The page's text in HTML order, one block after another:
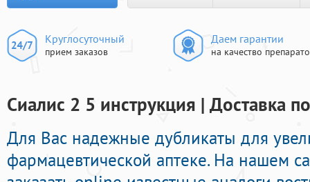
Круглосуточный
прием заказов
Даем гарантии
на качество
Сиалис 2 5 инструкция | Доставка
Для Вас надежные дубликаты для
фармацевтической аптеке. На нашем